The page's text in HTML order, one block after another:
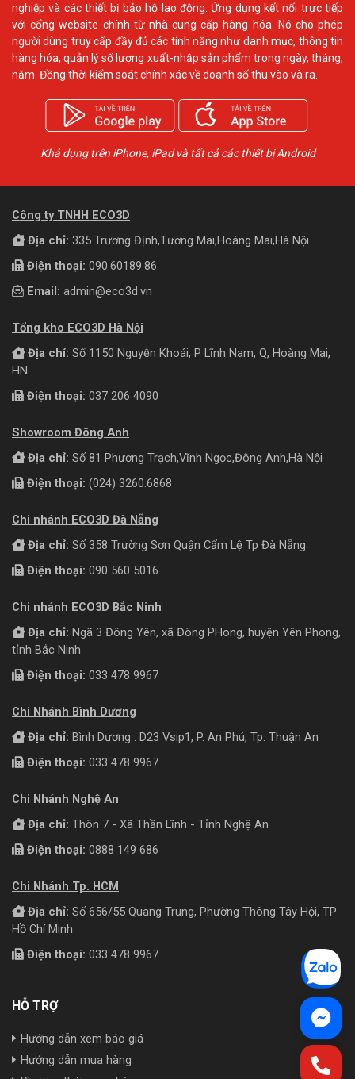
nghiệp và các thiết bị bảo hộ lao động. Ứng dụng kết nối trực tiếp
với cổng website chính từ nhà cung cấp hàng hóa. Nó cho phép
người dùng truy cấp đầy đủ các tính năng như danh mục, thông tin
hàng hóa, quản lý số lượng xuất-nhập sản phẩm trong ngày, tháng,
năm. Đồng thời kiểm soát chính xác về doanh số thu vào và ra.
Khả dụng trên iPhone, iPad và tất cả các thiết bị Android
Công ty TNHH ECO3D
Địa chỉ: 335 Trương Định,Tương Mai,Hoàng Mai,Hà Nội
Điện thoại: 090.60189.86
Email: admin@eco3d.vn
Tổng kho ECO3D Hà Nội
Địa chỉ: Số 1150 Nguyễn Khoái, P Lĩnh Nam, Q, Hoàng Mai,
HN
Điện thoại: 037 206 4090
Showroom Đông Anh
Địa chỉ: Số 81 Phương Trạch,Vĩnh Ngọc,Đông Anh,Hà Nội
Điện thoại: (024) 3260.6868
Chi nhánh ECO3D Đà Nẵng
Địa chỉ: Số 358 Trường Sơn Quận Cẩm Lệ Tp Đà Nẵng
Điện thoại: 090 560 5016
Chi nhánh ECO3D Bắc Ninh
Địa chỉ: Ngã 3 Đông Yên, xã Đông PHong, huyện Yên Phong,
tỉnh Bắc Ninh
Điện thoại: 033 478 9967
Chi Nhánh Bình Dương
Địa chỉ: Bình Dương : D23 Vsip1, P. An Phú, Tp. Thuận An
Điện thoại: 033 478 9967
Chi Nhánh Nghệ An
Địa chỉ: Thôn 7 - Xã Thần Lĩnh - Tỉnh Nghệ An
Điện thoại: 0888 149 686
Chi Nhánh Tp. HCM
Địa chỉ: Số 656/55 Quang Trung, Phường Thông Tây Hội, TP
Hồ Chí Minh
Điện thoại: 033 478 9967
HỖ TRỢ
Hướng dẫn xem báo giá
Hướng dẫn mua hàng